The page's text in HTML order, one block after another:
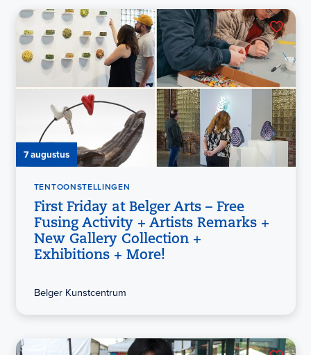
7 augustus
TENTOONSTELLINGEN
First Friday at Belger Arts – Free
Fusing Activity + Artists Remarks +
New Gallery Collection +
Exhibitions + More!
Belger Kunstcentrum